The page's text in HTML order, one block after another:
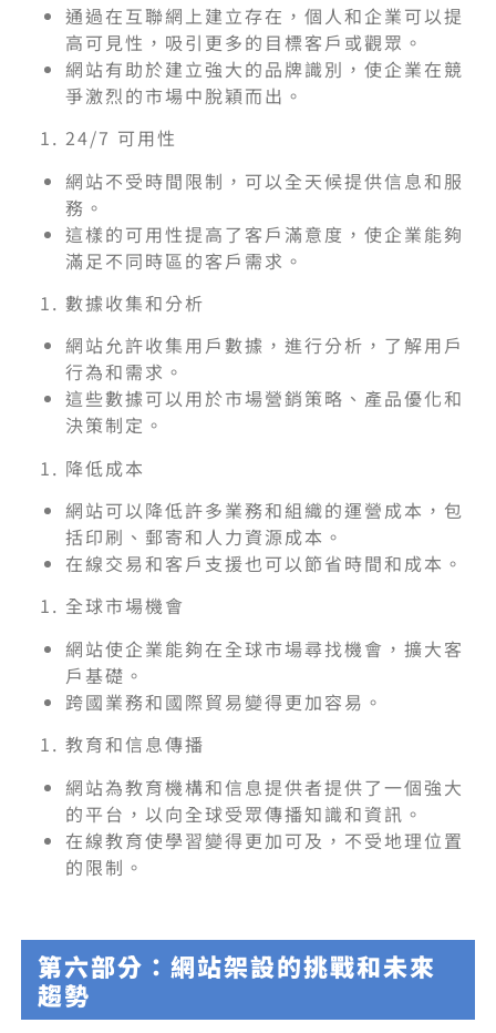
通過在互聯網上建立存在，個人和企業可以提
高可見性，吸引更多的目標客戶或觀眾。
網站有助於建立強大的品牌識別，使企業在競
爭激烈的市場中脫穎而出。
24/7 可用性
網站不受時間限制，可以全天候提供信息和服
務。
這樣的可用性提高了客戶滿意度，使企業能夠
滿足不同時區的客戶需求。
數據收集和分析
網站允許收集用戶數據，進行分析，了解用戶
行為和需求。
這些數據可以用於市場營銷策略、產品優化和
決策制定。
降低成本
網站可以降低許多業務和組織的運營成本，包
括印刷、郵寄和人力資源成本。
在線交易和客戶支援也可以節省時間和成本。
全球市場機會
網站使企業能夠在全球市場尋找機會，擴大客
戶基礎。
跨國業務和國際貿易變得更加容易。
教育和信息傳播
網站為教育機構和信息提供者提供了一個強大
的平台，以向全球受眾傳播知識和資訊。
在線教育使學習變得更加可及，不受地理位置
的限制。
第六部分：網站架設的挑戰和未來
趨勢